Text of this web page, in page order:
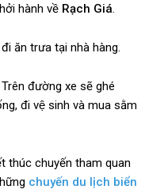
hành về Rạch Giá.
ăn trưa tại nhà hàng.
đường xe sẽ ghé
đi vệ sinh và mua sằm
thúc chuyến tham quan
chuyến du lịch biển